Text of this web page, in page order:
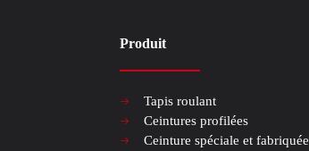
Produit
Tapis roulant
Ceintures profilées
Ceinture spéciale et fabriquée